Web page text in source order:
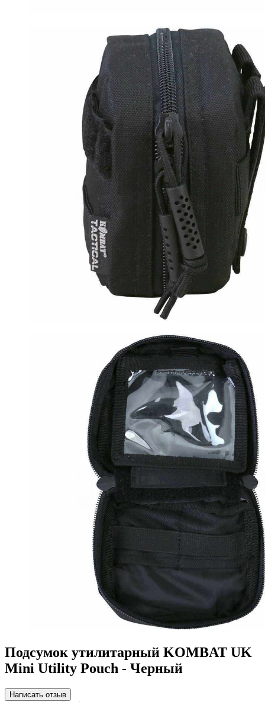
Подсумок утилитарный KOMBAT UK
Mini Utility Pouch - Черный
Написать отзыв